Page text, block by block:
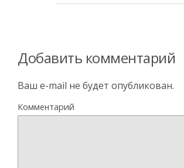
Добавить комментарий
Ваш e-mail не будет опубликован.
Комментарий